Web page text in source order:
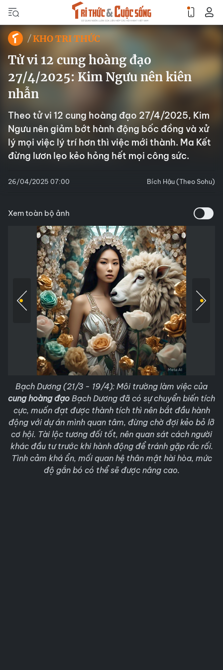
KHO TRI THỨC
Tử vi 12 cung hoàng đạo
27/4/2025: Kim Ngưu nên kiên
nhẫn
Theo tử vi 12 cung hoàng đạo 27/4/2025, Kim
Ngưu nên giảm bớt hành động bốc đồng và xử
lý mọi việc lý trí hơn thì việc mới thành. Ma Kết
đừng lươn lẹo kẻo hỏng hết mọi công sức.
26/04/2025 07:00 Bích Hậu (Theo Sohu)
Xem toàn bộ ảnh
Bạch Dương (21/3 - 19/4): Môi trường làm việc của
cung hoàng đạo Bạch Dương đã có sự chuyển biến tích
cực, muốn đạt được thành tích thì nên bắt đầu hành
động với dự án mình quan tâm, đừng chờ đợi kẻo bỏ lỡ
cơ hội. Tài lộc tương đối tốt, nên quan sát cách người
khác đầu tư trước khi hành động để tránh gặp rắc rối.
Tình cảm khá ổn, mối quan hệ thân mật hài hòa, mức
độ gắn bó có thể sẽ được nâng cao.